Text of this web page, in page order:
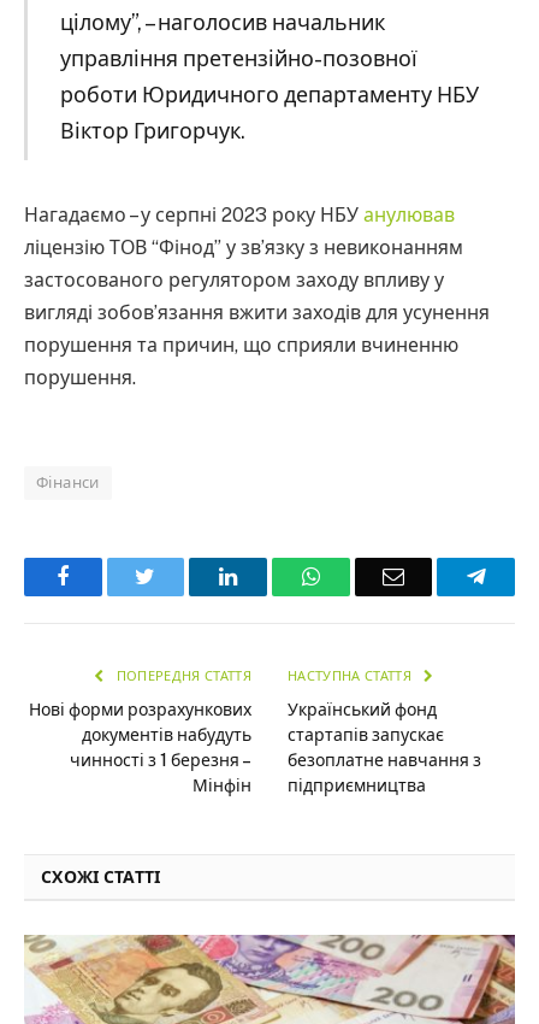
цілому”, – наголосив начальник
управління претензійно-позовної
роботи Юридичного департаменту НБУ
Віктор Григорчук.
Нагадаємо – у серпні 2023 року НБУ анулював
ліцензію ТОВ “Фінод” у зв’язку з невиконанням
застосованого регулятором заходу впливу у
вигляді зобов’язання вжити заходів для усунення
порушення та причин, що сприяли вчиненню
порушення.
Фінанси
Facebook LinkedInWhatsAppEmail
ПОПЕРЕДНЯ СТАТТЯ
Нові форми розрахункових
документів набудуть
чинності з 1 березня –
Мінфін
НАСТУПНА СТАТТЯ
Український фонд
стартапів запускає
безоплатне навчання з
підприємництва
СХОЖІ СТАТТІ